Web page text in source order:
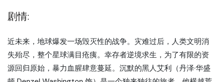
剧情:
近未来，地球爆发一场毁灭性的战争。灾难过后，人类文明消
失殆尽，整个星球满目疮痍。幸存者逆境求生，为了有限的资
源回归原始，暴力血腥肆意蔓延。沉默的黑人艾利（丹泽·华盛